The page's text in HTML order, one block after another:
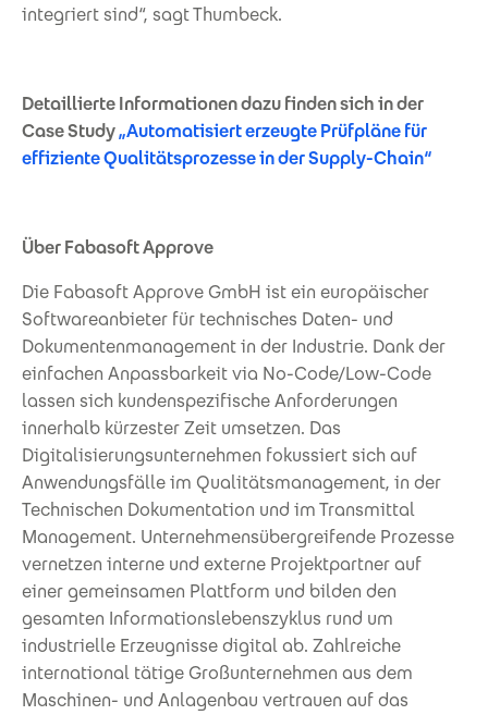
integriert sind“, sagt Thumbeck.
Detaillierte Informationen dazu finden sich in der
Case Study„Automatisiert erzeugte Prüfpläne für
effiziente Qualitätsprozesse in der Supply-Chain“
Über Fabasoft Approve
Die Fabasoft Approve GmbH ist ein europäischer
Softwareanbieter für technisches Daten- und
Dokumentenmanagement in der Industrie. Dank der
einfachen Anpassbarkeit via No-Code/Low-Code
lassen sich kundenspezifische Anforderungen
innerhalb kürzester Zeit umsetzen. Das
Digitalisierungsunternehmen fokussiert sich auf
Anwendungsfälle im Qualitätsmanagement, in der
Technischen Dokumentation und im Transmittal
Management. Unternehmensübergreifende Prozesse
vernetzen interne und externe Projektpartner auf
einer gemeinsamen Plattform und bilden den
gesamten Informationslebenszyklus rund um
industrielle Erzeugnisse digital ab. Zahlreiche
international tätige Großunternehmen aus dem
Maschinen- und Anlagenbau vertrauen auf das